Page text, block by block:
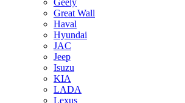
Geely
Great Wall
Haval
Hyundai
JAC
Jeep
Isuzu
KIA
LADA
Lexus